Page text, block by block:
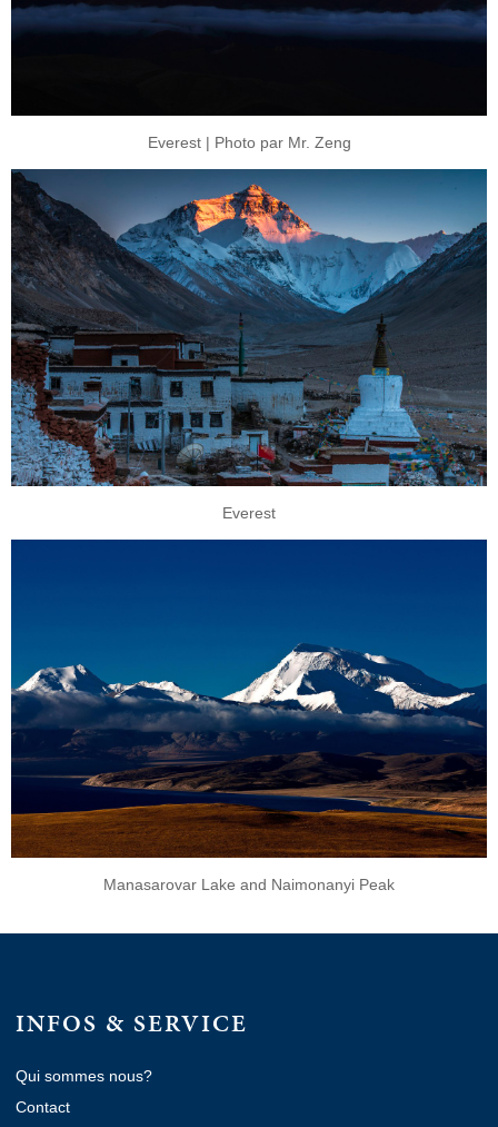
Everest | Photo par Mr. Zeng
Everest
Manasarovar Lake and Naimonanyi Peak
INFOS & SERVICE
Qui sommes nous?
Contact